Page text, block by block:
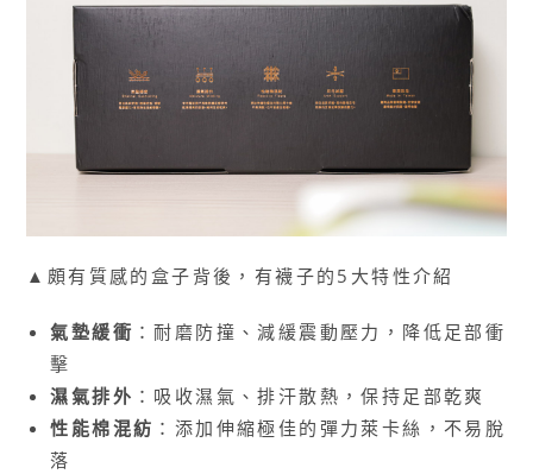
▲頗有質感的盒子背後，有襪子的5大特性介紹
氣墊緩衝 ：耐磨防撞、減緩震動壓力，降低足部衝
擊
濕氣排外 ：吸收濕氣、排汗散熱，保持足部乾爽
性能棉混紡 ：添加伸縮極佳的彈力萊卡絲，不易脫
落